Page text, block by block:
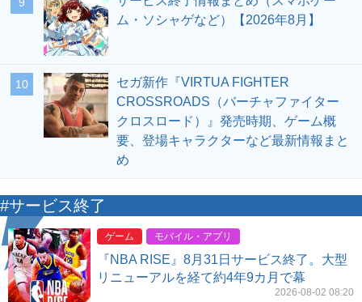
9
ム・ソシャゲなど）【2026年8月】
10
セガ新作『VIRTUA FIGHTER
CROSSROADS（バーチャファイター
クロスロード）』発売時期、ゲーム概
要、登場キャラクターなど最新情報まと
め
#サービス終了
ゲーム モバイル・アプリ
『NBA RISE』8月31日サービス終了。大型
リニューアルを経て約4年9カ月で幕
2026-08-02 08:20